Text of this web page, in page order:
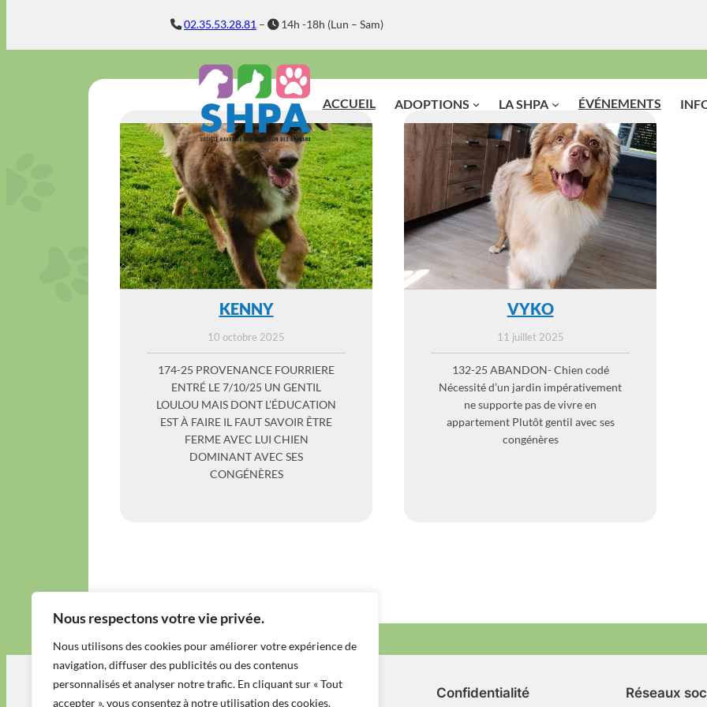
Nous respectons votre vie privée.
Nous utilisons des cookies pour améliorer votre expérience de
navigation, diffuser des publicités ou des contenus
personnalisés et analyser notre trafic. En cliquant sur « Tout
accepter », vous consentez à notre utilisation des cookies.
contenu
02.35.53.28.81 – 14h -18h (Lun – Sam)
ACCUEIL ADOPTIONS LA SHPA ÉVÉNEMENTS
KENNY
10 octobre 2025
174-25 PROVENANCE FOURRIERE
ENTRÉ LE 7/10/25 UN GENTIL
LOULOU MAIS DONT L’ÉDUCATION
EST À FAIRE IL FAUT SAVOIR ÊTRE
FERME AVEC LUI CHIEN
DOMINANT AVEC SES
CONGÉNÈRES
VYKO
11 juillet 2025
132-25 ABANDON- Chien codé
Nécessité d’un jardin impérativement
ne supporte pas de vivre en
appartement Plutôt gentil avec ses
congénères
À propos Confidentialité Réseaux